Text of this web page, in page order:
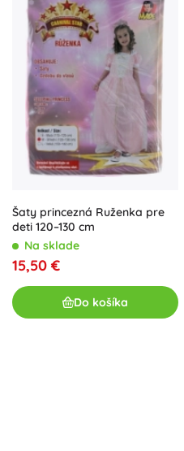
Šaty princezná Ruženka pre
deti 120–130 cm
Na sklade
15,50 €
Do košíka